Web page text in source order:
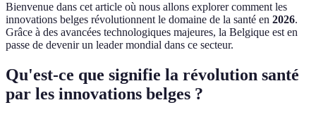
Bienvenue dans cet article où nous allons explorer comment les
innovations belges révolutionnent le domaine de la santé en 2026.
Grâce à des avancées technologiques majeures, la Belgique est en
passe de devenir un leader mondial dans ce secteur.
Qu'est-ce que signifie la révolution santé
par les innovations belges ?